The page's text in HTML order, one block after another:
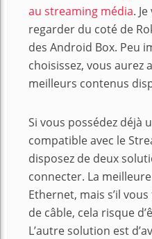
au streaming média.
regarder du coté de
des Android Box. Peu
choisissez, vous aurez
meilleurs contenus
Si vous possédez déjà
compatible avec le
disposez de deux
connecter. La
Ethernet, mais s’il
de câble, cela risque
L’autre solution est